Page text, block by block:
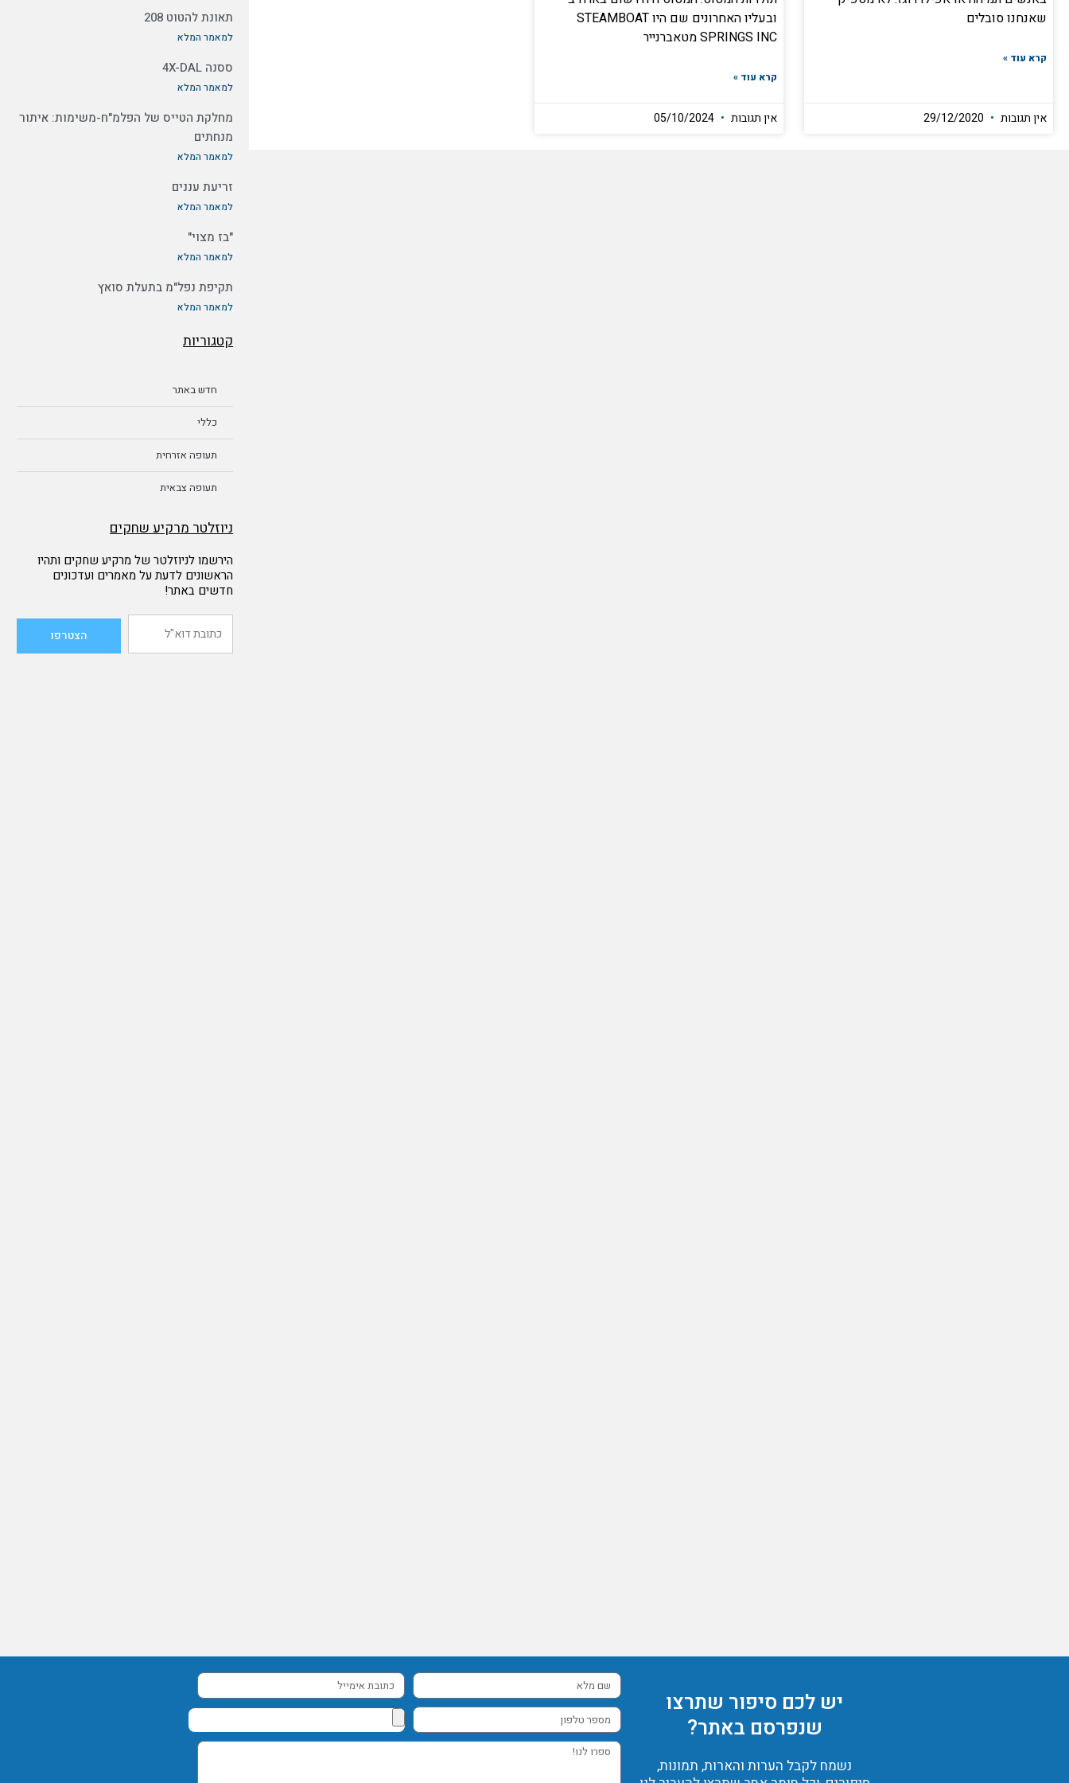
שאנחנו סובלים
קרא עוד »
אין תגובות
ובעליו האחרונים שם היו STEAMBOAT
SPRINGS INC מטאברנייר
קרא עוד »
אין תגובות
תאונת להטוט 208
למאמר המלא
ססנה 4X-DAL
למאמר המלא
מחלקת הטייס של הפלמ"ח-משימות: איתור
מנחתים
למאמר המלא
זריעת עננים
למאמר המלא
"בז מצוי"
למאמר המלא
תקיפת נפל"מ בתעלת סואץ
למאמר המלא
קטגוריות
חדש באתר
כללי
תעופה אזרחית
תעופה צבאית
ניוזלטר מרקיע שחקים
הירשמו לניוזלטר של מרקיע שחקים ותהיו
הראשונים לדעת על מאמרים ועדכונים
חדשים באתר!
יש לכם סיפור שתרצו
שנפרסם באתר?
נשמח לקבל הערות והארות, תמונות,
שם
מלא
כתובת
אימייל
מספר
טלפון
ספרו